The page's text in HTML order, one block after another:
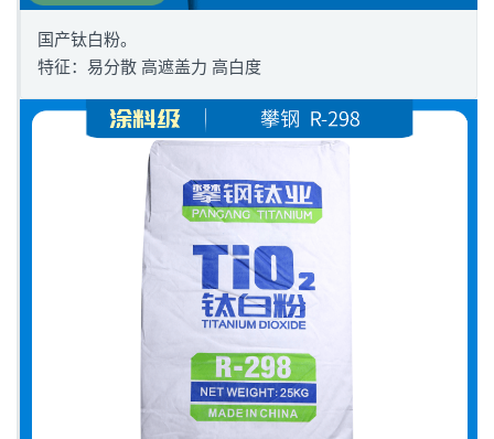
国产钛白粉。
特征：易分散 高遮盖力 高白度